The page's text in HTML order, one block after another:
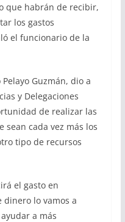
que habrán de recibir,
los gastos
el funcionario de la
Guzmán, dio a
y Delegaciones
de realizar las
sean cada vez más los
tipo de recursos
el gasto en
dinero lo vamos a
a más